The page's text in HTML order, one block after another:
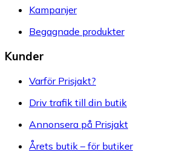
Kampanjer
Begagnade produkter
Kunder
Varför Prisjakt?
Driv trafik till din butik
Annonsera på Prisjakt
Årets butik – för butiker